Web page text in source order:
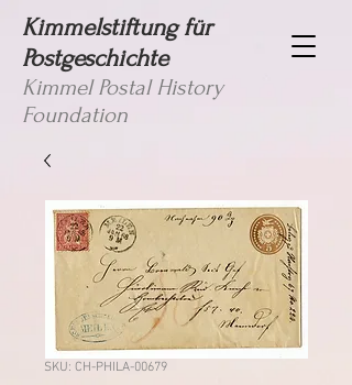
Kimmelstiftung für
Postgeschichte
Kimmel Postal History
Foundation
SKU: CH-PHILA-00679